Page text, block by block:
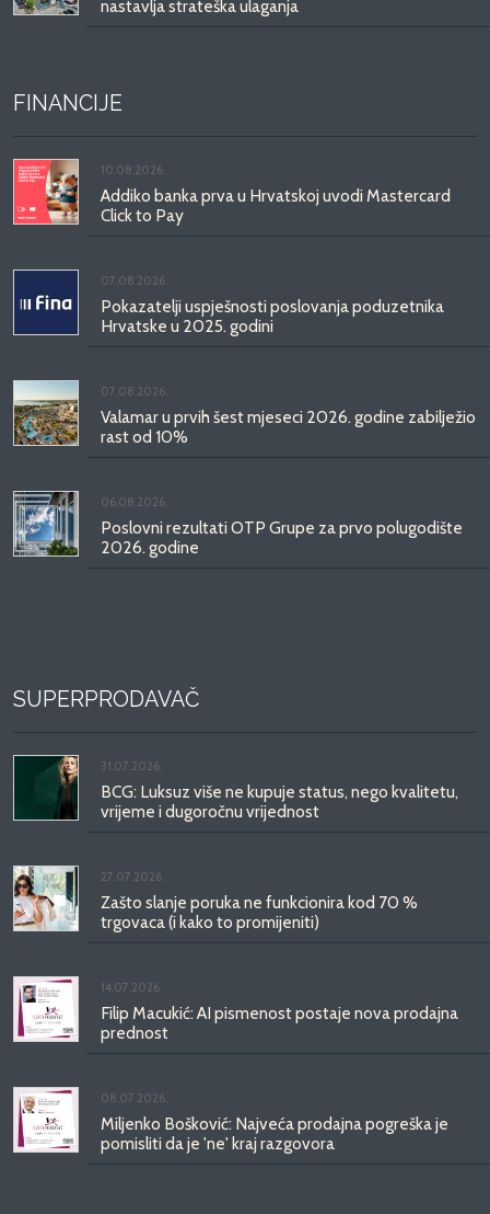
nastavlja strateška ulaganja
FINANCIJE
10.08.2026.
Addiko banka prva u Hrvatskoj uvodi Mastercard
Click to Pay
07.08.2026.
Pokazatelji uspješnosti poslovanja poduzetnika
Hrvatske u 2025. godini
07.08.2026.
Valamar u prvih šest mjeseci 2026. godine zabilježio
rast od 10%
06.08.2026.
Poslovni rezultati OTP Grupe za prvo polugodište
2026. godine
SUPERPRODAVAČ
31.07.2026.
BCG: Luksuz više ne kupuje status, nego kvalitetu,
vrijeme i dugoročnu vrijednost
27.07.2026.
Zašto slanje poruka ne funkcionira kod 70 %
trgovaca (i kako to promijeniti)
14.07.2026.
Filip Macukić: AI pismenost postaje nova prodajna
prednost
08.07.2026.
Miljenko Bošković: Najveća prodajna pogreška je
pomisliti da je 'ne' kraj razgovora